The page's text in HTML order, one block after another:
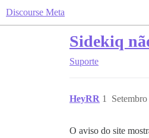
Discourse Meta
Sidekiq
Suporte
HeyRR 1
O aviso do site